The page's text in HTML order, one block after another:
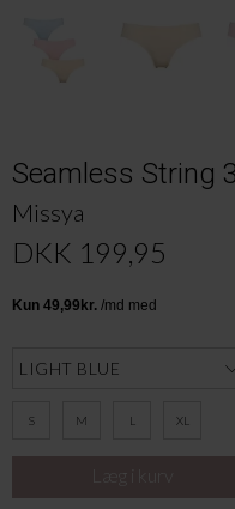
Seamless String
Missya
DKK 199,95
S M L XL